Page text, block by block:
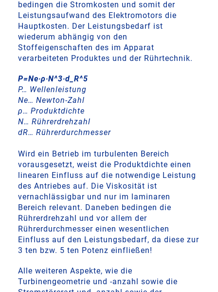
bedingen die Stromkosten und somit der
Leistungsaufwand des Elektromotors die
Hauptkosten. Der Leistungsbedarf ist
wiederum abhängig von den
Stoffeigenschaften des im Apparat
verarbeiteten Produktes und der Rührtechnik.
P=Ne∙ρ∙N^3∙d_R^5
P… Wellenleistung
Ne… Newton-Zahl
ρ… Produktdichte
N… Rührerdrehzahl
dR… Rührerdurchmesser
Wird ein Betrieb im turbulenten Bereich
vorausgesetzt, weist die Produktdichte einen
linearen Einfluss auf die notwendige Leistung
des Antriebes auf. Die Viskosität ist
vernachlässigbar und nur im laminaren
Bereich relevant. Daneben bedingen die
Rührerdrehzahl und vor allem der
Rührerdurchmesser einen wesentlichen
Einfluss auf den Leistungsbedarf, da diese zur
3 ten bzw. 5 ten Potenz einfließen!
Alle weiteren Aspekte, wie die
Turbinengeometrie und -anzahl sowie die